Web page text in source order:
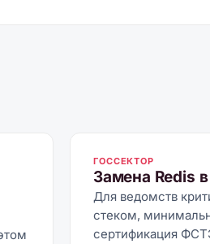
ГОССЕКТОР
Замена Redis
Для ведомств
стеком,
сертификация